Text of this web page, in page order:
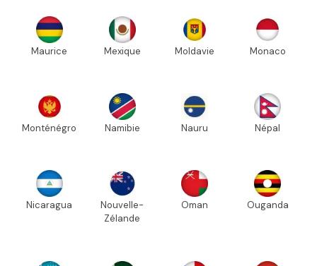
Maurice Mexique Moldavie Monaco
Monténégro Namibie Nauru Népal
Nicaragua
Nouvelle-
Zélande
Oman Ouganda